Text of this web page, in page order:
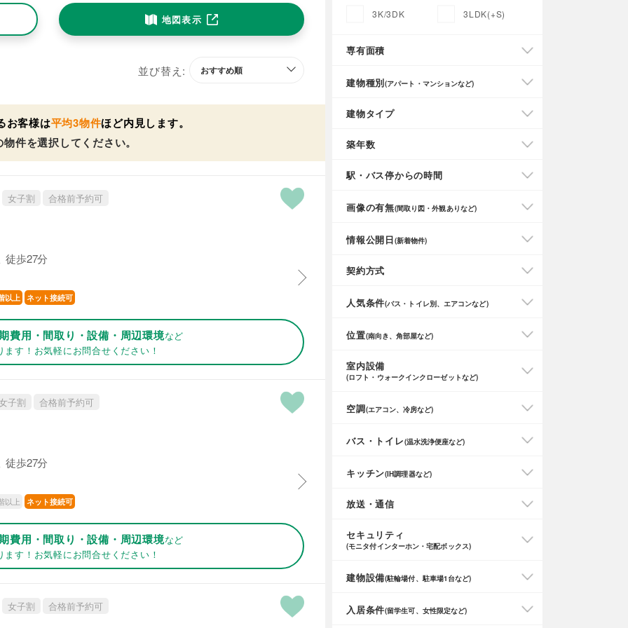
地図表示
並び替え:
お客様は平均3物件ほど内見します。
件を選択してください。
女子割 合格前予約可
徒歩27分
以上 ネット接続可
費用・間取り・設備・周辺環境など
ます！お気軽にお問合せください！
子割 合格前予約可
徒歩27分
以上 ネット接続可
費用・間取り・設備・周辺環境など
ます！お気軽にお問合せください！
女子割 合格前予約可
3K/3DK 3LDK(+S)
専有面積
建物種別(アパート・マンションなど)
建物タイプ
築年数
駅・バス停からの時間
画像の有無(間取り図・外観ありなど)
情報公開日(新着物件)
契約方式
人気条件(バス・トイレ別、エアコンなど)
位置(南向き、角部屋など)
室内設備
(ロフト・ウォークインクローゼットなど)
空調(エアコン、冷房など)
バス・トイレ(温水洗浄便座など)
キッチン(IH調理器など)
放送・通信
セキュリティ
(モニタ付インターホン・宅配ボックス)
建物設備(駐輪場付、駐車場1台など)
入居条件(留学生可、女性限定など)